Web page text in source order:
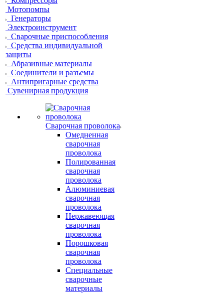
Мотопомпы
Генераторы
Электроинструмент
Сварочные приспособления
Средства индивидуальной
защиты
Абразивные материалы
Соединители и разъемы
Антипригарные средства
Сувенирная продукция
Сварочная проволока
Омедненная
сварочная
проволока
Полированная
сварочная
проволока
Алюминиевая
сварочная
проволока
Нержавеющая
сварочная
проволока
Порошковая
сварочная
проволока
Специальные
сварочные
материалы